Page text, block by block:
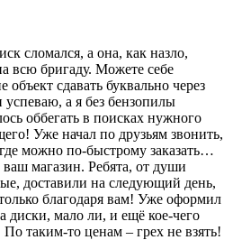
сломался, а она, как назло,
всю бригаду. Можете себе
сдавать буквально через
а я без бензопилы
оббегать в поисках нужного
Уже начал по друзьям звонить,
можно по-быстрому заказать…
магазин. Ребята, от души
доставили на следующий день,
благодаря вам! Уже оформил
диски, мало ли, и ещё кое-чего
По таким-то ценам – грех не взять!